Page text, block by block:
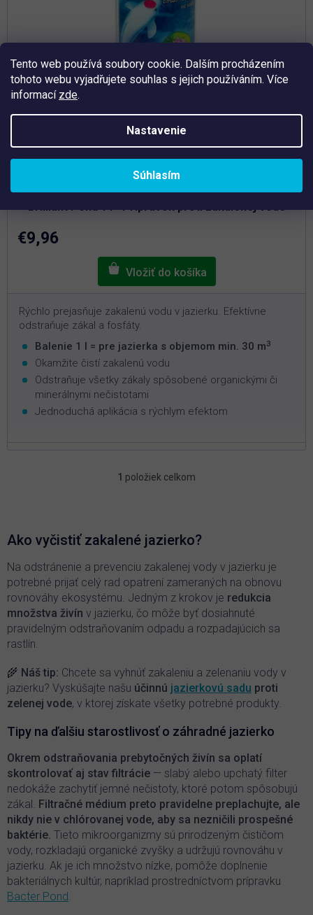
Tento web používá soubory cookie. Dalším procházením
tohoto webu vyjadřujete souhlas s jejich používáním. Více
informací zde.
Nastavenie
Súhlasím
Brilliant Pond 1 l - Prípravok proti zakalenej vode
Priemerné
hodnotenie
produktu
4,9
Skladem
€9,96
Rýchlo prejasňuje zakalenú vodu v jazierku. Efektívne
odstraňuje zákal a fosfáty.
Balenie 1 l = pre jazierka s objemom min. 30 m3
Okamžite čistí zakalenú vodu
Odstraňuje všetky zákaly spôsobené organickými či
minerálnymi nečistotami
Jednoduchá aplikácia s rýchlym efektom
O
d
a
c
i
e
p
r
v
v
ý
p
i
s
u
1 položiek celkom
Ako vyčistiť zakalené jazierko?
Na odstránenie a prevenciu zakalenej vody v jazierku je
potrebné prijať celý rad opatrení zameraných na obnovu
rovnováhy ekosystému. Jedným z krokov je redukcia
množstva živín v jazierku, čo môže byť dosiahnuté
pravidelným odstraňovaním odpadu a rozpadajúcich sa
rastlín.
🌾 Náš tip: Chcete sa vyhnúť zakaleniu a zelenaniu vody v
jazierku? Vyskúšajte našu účinnú jazierkovú sadu proti
zelenej vode, v ktorej získate všetky potrebné produkty.
Tipy na ďalšiu starostlivosť o záhradné jazierko
Okrem odstraňovania prebytočných živín sa oplatí
skontrolovať aj stav filtrácie — slabý alebo upchatý filter
nedokáže zachytiť jemné nečistoty, ktoré potom spôsobujú
zákal. Filtračné médium preto pravidelne preplachujte, ale
nikdy nie v chlórovanej vode, aby sa nezničili prospešné
baktérie. Tieto mikroorganizmy sú prirodzeným čističom
vody, rozkladajú organické zvyšky a udržujú rovnováhu v
jazierku. Ak je ich množstvo nízke, pomôže doplnenie
bakteriálnych kultúr, napríklad prostredníctvom prípravku
Bacter Pond.